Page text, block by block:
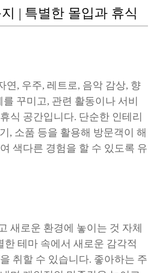
| 특별한 몰입과 휴식
연, 우주, 레트로, 음악 감상, 향
꾸미고, 관련 활동이나 서비
식 공간입니다. 단순한 인테리
, 소품 등을 활용해 방문객이 해
색다른 경험을 할 수 있도록 유
새로운 환경에 놓이는 것 자체
한 테마 속에서 새로운 감각적
취할 수 있습니다. 좋아하는 주